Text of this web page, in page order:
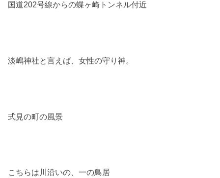
国道202号線からの蝶ヶ崎トンネル付近
淡嶋神社と言えば、女性の守り神。
式見の町の風景
こちらは川沿いの、一の鳥居